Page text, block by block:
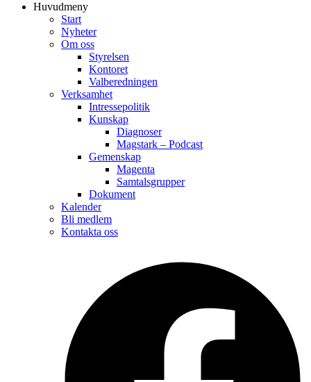
Huvudmeny
Start
Nyheter
Om oss
Styrelsen
Kontoret
Valberedningen
Verksamhet
Intressepolitik
Kunskap
Diagnoser
Magstark – Podcast
Gemenskap
Magenta
Samtalsgrupper
Dokument
Kalender
Bli medlem
Kontakta oss